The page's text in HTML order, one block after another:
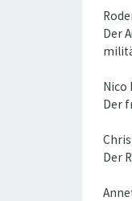
Der
Nico
Der
Der